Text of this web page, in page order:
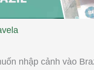
nhập cảnh vào